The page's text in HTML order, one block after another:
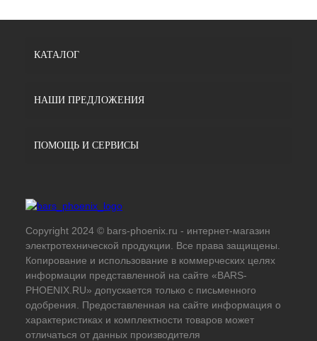
КАТАЛОГ
НАШИ ПРЕДЛОЖЕНИЯ
ПОМОЩЬ И СЕРВИСЫ
Copyright 2024 © bars-phoenix.ru - интернет-магазин
электротехнической продукции. Все права защищены.
Копирование и использование в коммерческих целях
информации представленной на сайте «BARS-
PHOENIX.RU» допускается только с письменного
одобрения. Предоставленная на сайте информация о
характеристиках и комплектности товаров может
отличаться от данных производителя